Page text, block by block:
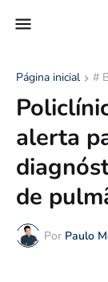
Página inicial #
alerta
de
Por Paulo